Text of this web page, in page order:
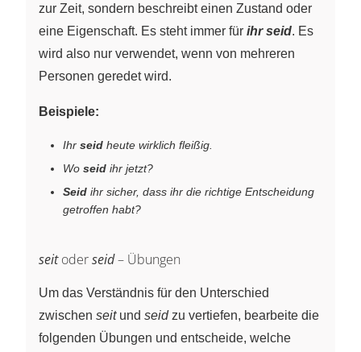
zur Zeit, sondern beschreibt einen Zustand oder
eine Eigenschaft. Es steht immer für ihr seid. Es
wird also nur verwendet, wenn von mehreren
Personen geredet wird.
Beispiele:
Ihr seid heute wirklich fleißig.
Wo seid ihr jetzt?
Seid ihr sicher, dass ihr die richtige Entscheidung
getroffen habt?
seitoderseid– Übungen
Um das Verständnis für den Unterschied
zwischen seitund seidzu vertiefen, bearbeite die
folgenden Übungen und entscheide, welche